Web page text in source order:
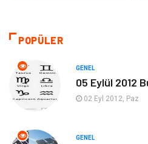
Akıllı Telefon
Soru-Cevap
Ekonomi
POPÜLER
GENEL
05 Eylül 2012
02 Eyl 2012, Paz
GENEL